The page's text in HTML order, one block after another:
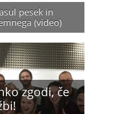
pesek in
(video)
zgodi, če